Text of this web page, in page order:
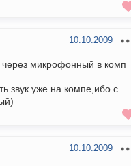
10.10.2009
микрофонный в комп
звук уже на компе,ибо с
10.10.2009